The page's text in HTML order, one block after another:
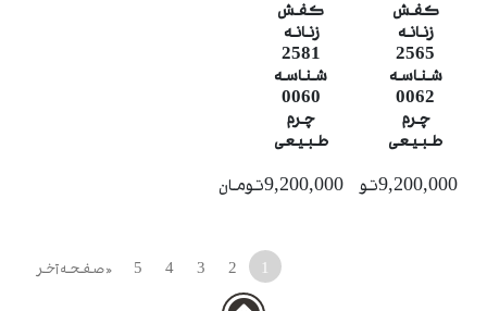
کفش
زنانه
2565
شناسه
0062
چرم
طبیعی
9,200,000تومان
کفش
زنانه
2581
شناسه
0060
چرم
طبیعی
9,200,000تومان
2 صفحه آخر